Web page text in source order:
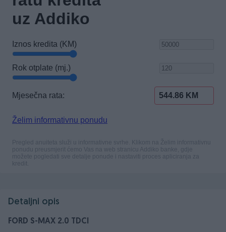
Detaljni opis
FORD S-MAX 2.0 TDCI